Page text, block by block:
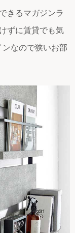
きるマガジンラ
ずに賃貸でも気
なので狭いお部